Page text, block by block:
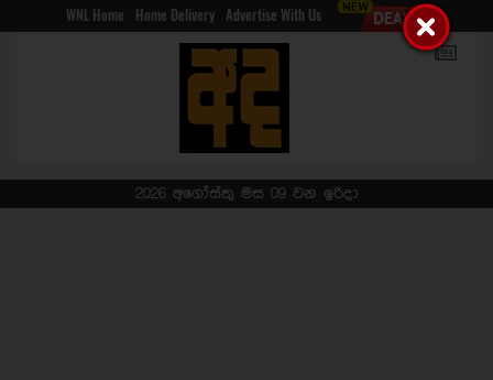
WNL Home Home Delivery Advertise With Us
2026 අගෝස්තු මස 09 වන ඉරිදා